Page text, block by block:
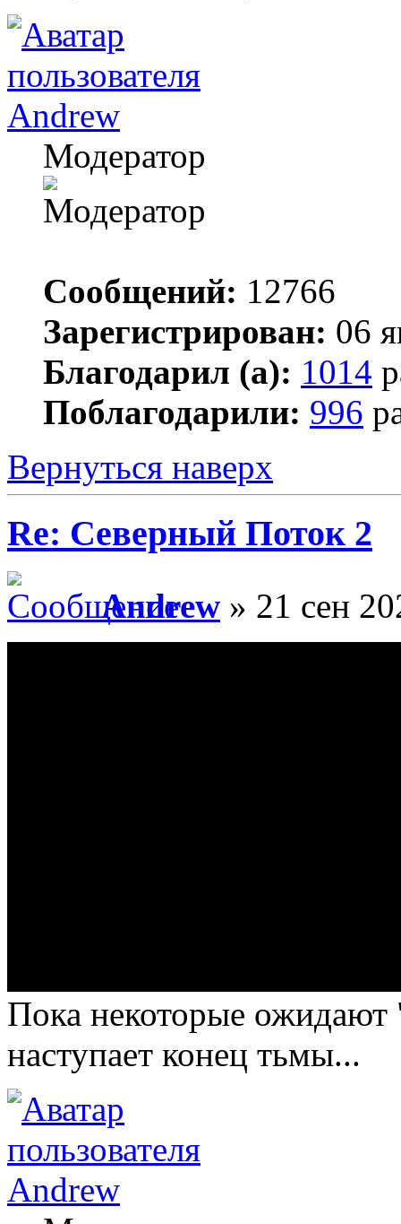
Andrew
Модератор
Сообщений: 12766
Зарегистрирован: 06
Благодарил (а): 1014
Поблагодарили: 996
Вернуться наверх
Re: Северный Поток 2
Andrew » 21 сен
Пока некоторые ожидают
наступает конец тьмы...
Andrew